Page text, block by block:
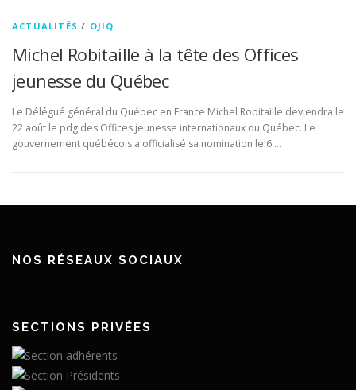
ACTUALITÉS / OJIQ
Michel Robitaille à la tête des Offices
jeunesse du Québec
Le Délégué général du Québec en France Michel Robitaille deviendra le
22 août le pdg des Offices jeunesse internationaux du Québec. Le
gouvernement québécois a officialisé sa nomination le 6 …
NOS RÉSEAUX SOCIAUX
SECTIONS PRIVÉES